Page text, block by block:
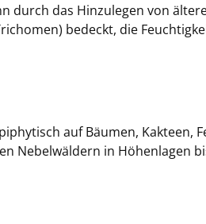
durch das Hinzulegen von
bedeckt, die
auf Bäumen, Kakteen,
Nebelwäldern in Höhenlagen